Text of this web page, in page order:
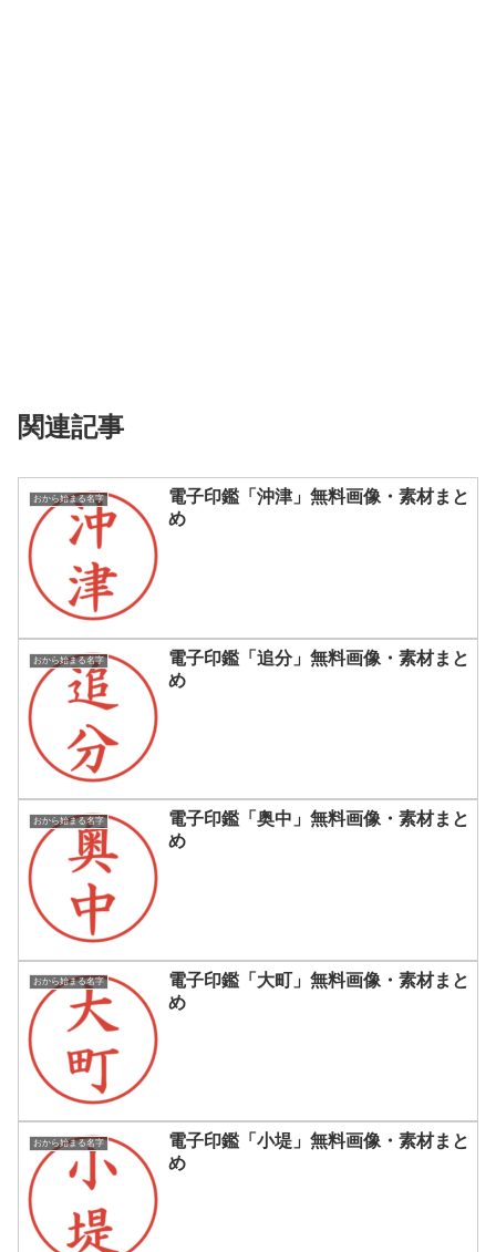
関連記事
おから始まる名字
電子印鑑「沖津」無料画像・素材まと
め
おから始まる名字
電子印鑑「追分」無料画像・素材まと
め
おから始まる名字
電子印鑑「奥中」無料画像・素材まと
め
おから始まる名字
電子印鑑「大町」無料画像・素材まと
め
おから始まる名字
電子印鑑「小堤」無料画像・素材まと
め